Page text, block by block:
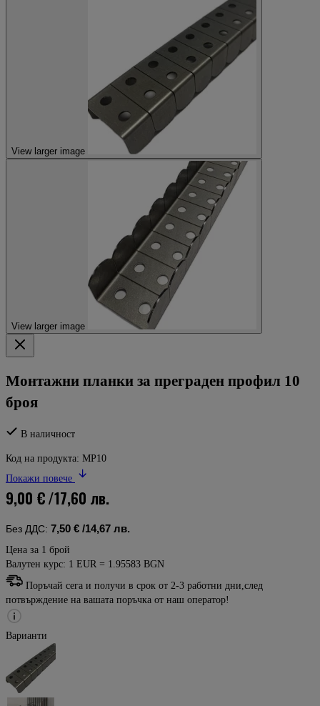
View larger image
View larger image
Монтажни планки за преграден профил 10
броя
В наличност
Код на продукта: MP10
Покажи повече
9,00 €/17,60 лв.
Без ДДС: 7,50 € /14,67 лв.
Цена за 1 брой
Валутен курс: 1 EUR = 1.95583 BGN
Поръчай сега и получи в срок от 2-3 работни дни,след
потвърждение на вашата поръчка от наш оператор!
Варианти